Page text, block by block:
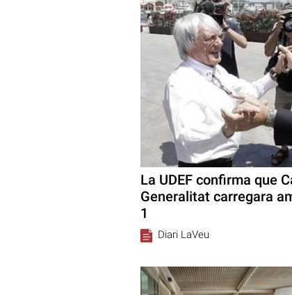
La UDEF confirma que
Generalitat carregara
1
Diari LaVeu